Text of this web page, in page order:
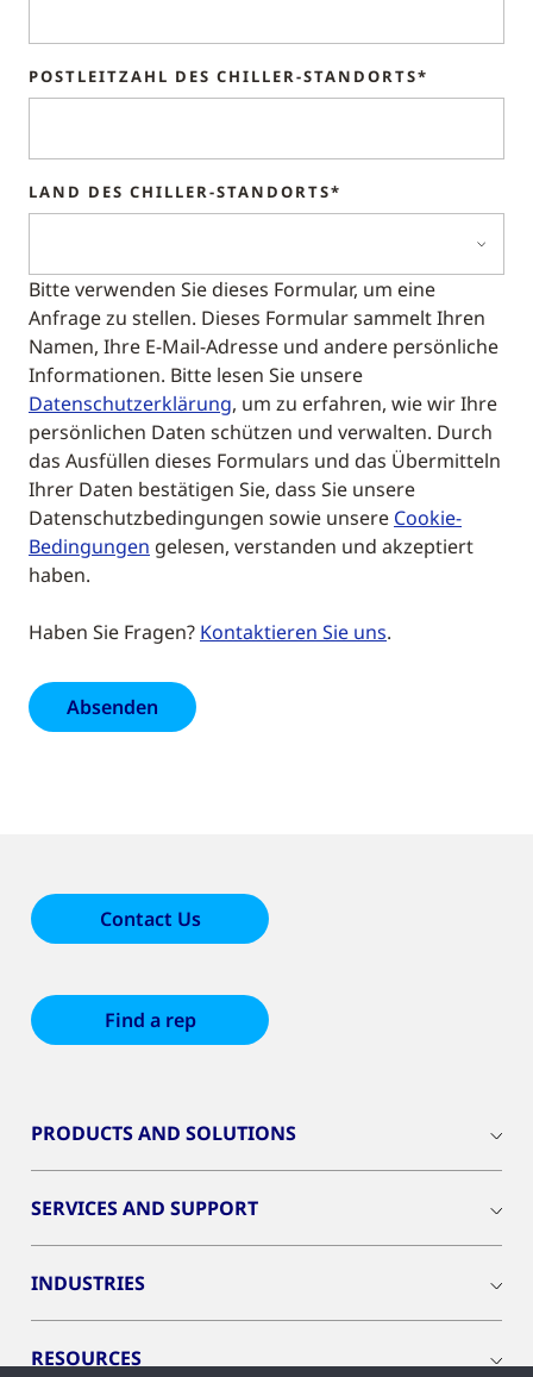
POSTLEITZAHL DES CHILLER-STANDORTS*
LAND DES CHILLER-STANDORTS*
Bitte verwenden Sie dieses Formular, um eine
Anfrage zu stellen. Dieses Formular sammelt Ihren
Namen, Ihre E-Mail-Adresse und andere persönliche
Informationen. Bitte lesen Sie unsere
Datenschutzerklärung, um zu erfahren, wie wir Ihre
persönlichen Daten schützen und verwalten. Durch
das Ausfüllen dieses Formulars und das Übermitteln
Ihrer Daten bestätigen Sie, dass Sie unsere
Datenschutzbedingungen sowie unsere Cookie-
Bedingungen gelesen, verstanden und akzeptiert
haben.
Haben Sie Fragen? Kontaktieren Sie uns.
Contact Us
Find a rep
PRODUCTS AND SOLUTIONS
SERVICES AND SUPPORT
INDUSTRIES
RESOURCES